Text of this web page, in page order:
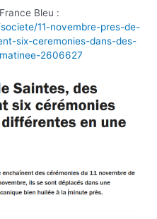
Bleu :
11-novembre-pres-de-
six-ceremonies-dans-des-
2606627